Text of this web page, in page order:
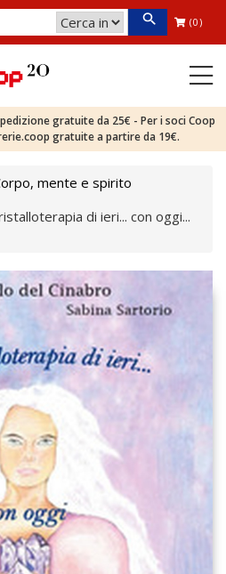
(0)
gratuite da 25€ - Per i soci Coop
gratuite a partire da 19€.
mente e spirito
di ieri... con oggi...